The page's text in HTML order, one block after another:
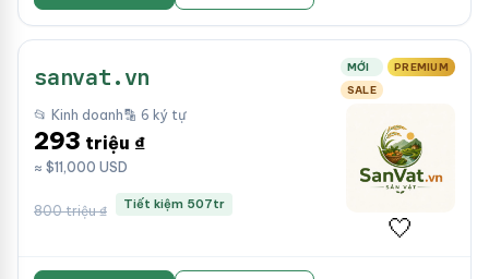
sanvat.vn MỚI
PREMIUM
SALE
📂 Kinh doanh🔡 6 ký tự
293 triệu ₫
≈ $11,000 USD
800 triệu ₫ Tiết kiệm 507tr
🤍